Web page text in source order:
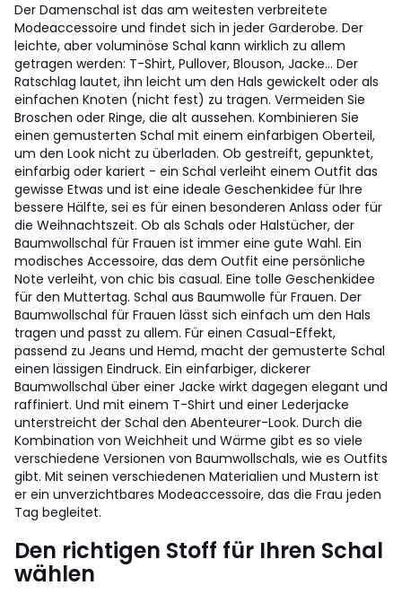
Der Damenschal ist das am weitesten verbreitete
Modeaccessoire und findet sich in jeder Garderobe. Der
leichte, aber voluminöse Schal kann wirklich zu allem
getragen werden: T-Shirt, Pullover, Blouson, Jacke... Der
Ratschlag lautet, ihn leicht um den Hals gewickelt oder als
einfachen Knoten (nicht fest) zu tragen. Vermeiden Sie
Broschen oder Ringe, die alt aussehen. Kombinieren Sie
einen gemusterten Schal mit einem einfarbigen Oberteil,
um den Look nicht zu überladen. Ob gestreift, gepunktet,
einfarbig oder kariert - ein Schal verleiht einem Outfit das
gewisse Etwas und ist eine ideale Geschenkidee für Ihre
bessere Hälfte, sei es für einen besonderen Anlass oder für
die Weihnachtszeit. Ob als Schals oder Halstücher, der
Baumwollschal für Frauen ist immer eine gute Wahl. Ein
modisches Accessoire, das dem Outfit eine persönliche
Note verleiht, von chic bis casual. Eine tolle Geschenkidee
für den Muttertag. Schal aus Baumwolle für Frauen. Der
Baumwollschal für Frauen lässt sich einfach um den Hals
tragen und passt zu allem. Für einen Casual-Effekt,
passend zu Jeans und Hemd, macht der gemusterte Schal
einen lässigen Eindruck. Ein einfarbiger, dickerer
Baumwollschal über einer Jacke wirkt dagegen elegant und
raffiniert. Und mit einem T-Shirt und einer Lederjacke
unterstreicht der Schal den Abenteurer-Look. Durch die
Kombination von Weichheit und Wärme gibt es so viele
verschiedene Versionen von Baumwollschals, wie es Outfits
gibt. Mit seinen verschiedenen Materialien und Mustern ist
er ein unverzichtbares Modeaccessoire, das die Frau jeden
Tag begleitet.
Den richtigen Stoff für Ihren Schal
wählen